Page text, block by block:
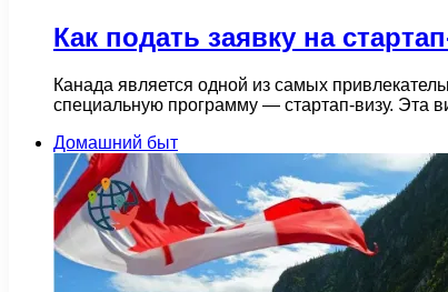
Как подать заявку на
Канада является одной из самых
специальную программу — стартап-визу. Эта
Домашний быт